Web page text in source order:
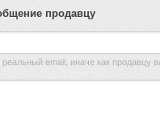
продавцу
Ваш реальный email, иначе как